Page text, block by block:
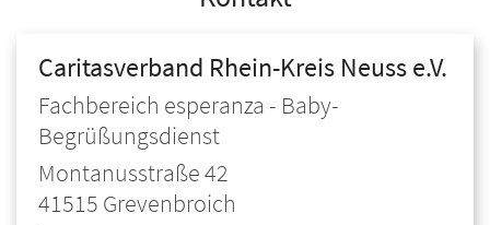
Caritasverband Rhein-Kreis Neuss e.V.
Fachbereich esperanza - Baby-
Begrüßungsdienst
Montanusstraße 42
41515 Grevenbroich